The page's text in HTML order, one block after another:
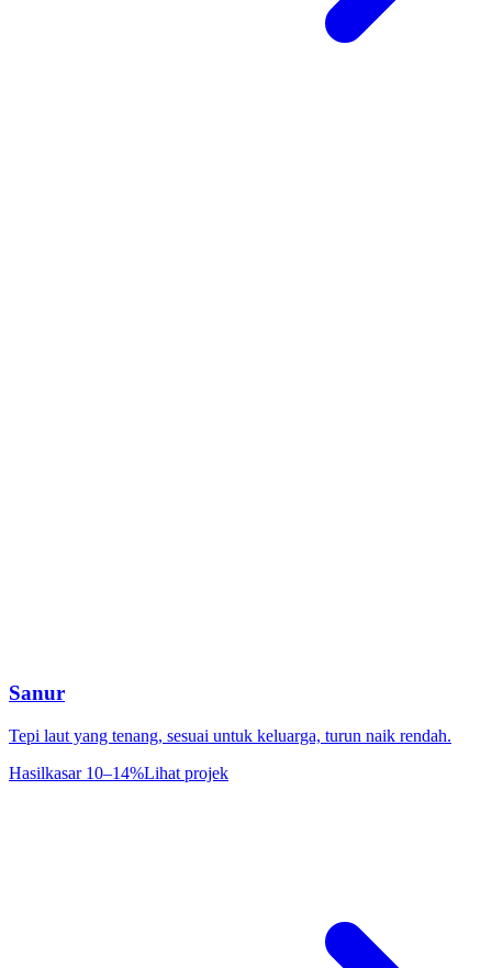
Sanur
Tepi laut yang tenang, sesuai untuk keluarga, turun naik rendah.
Hasilkasar 10–14%Lihat projek